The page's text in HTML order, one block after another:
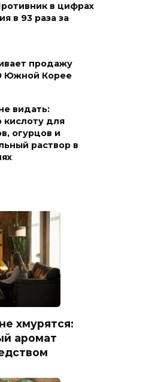
в цифрах
в 93 раза за
продажу
Южной Корее
видать:
для
огурцов и
раствор в
хмурятся:
аромат